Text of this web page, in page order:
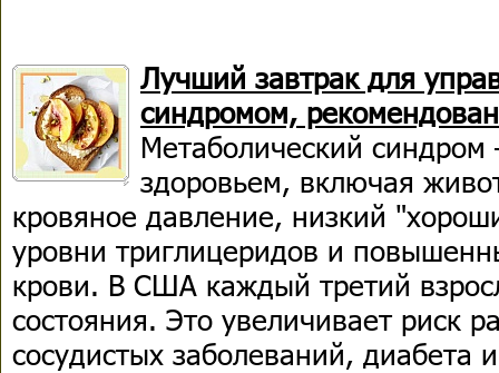
Лучший завтрак для
синдромом,
Метаболический
здоровьем, включая
кровяное давление, низкий
уровни триглицеридов и
крови. В США каждый третий
состояния. Это увеличивает риск
сосудистых заболеваний, диабета